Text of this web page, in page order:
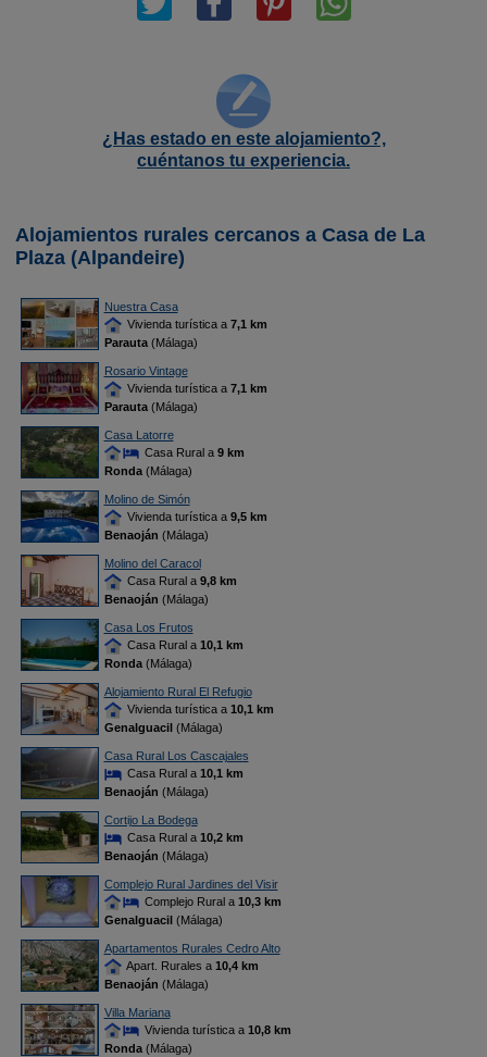
¿Has estado en este alojamiento?,
cuéntanos tu experiencia.
Alojamientos rurales cercanos a Casa de La
Plaza (Alpandeire)
Nuestra Casa
Vivienda turística a 7,1 km
Parauta(Málaga)
Rosario Vintage
Vivienda turística a 7,1 km
Parauta(Málaga)
Casa Latorre
Casa Rural a 9 km
Ronda(Málaga)
Molino de Simón
Vivienda turística a 9,5 km
Benaoján (Málaga)
Molino del Caracol
Casa Rural a 9,8 km
Benaoján (Málaga)
Casa Los Frutos
Casa Rural a 10,1 km
Ronda(Málaga)
Alojamiento Rural El Refugio
Vivienda turística a 10,1 km
Genalguacil(Málaga)
Casa Rural Los Cascajales
Casa Rural a 10,1 km
Benaoján (Málaga)
Cortijo La Bodega
Casa Rural a 10,2 km
Benaoján (Málaga)
Complejo Rural Jardines del Visir
Complejo Rural a 10,3 km
Genalguacil(Málaga)
Apartamentos Rurales Cedro Alto
Apart. Rurales a 10,4 km
Benaoján (Málaga)
Villa Mariana
Vivienda turística a 10,8 km
Ronda(Málaga)